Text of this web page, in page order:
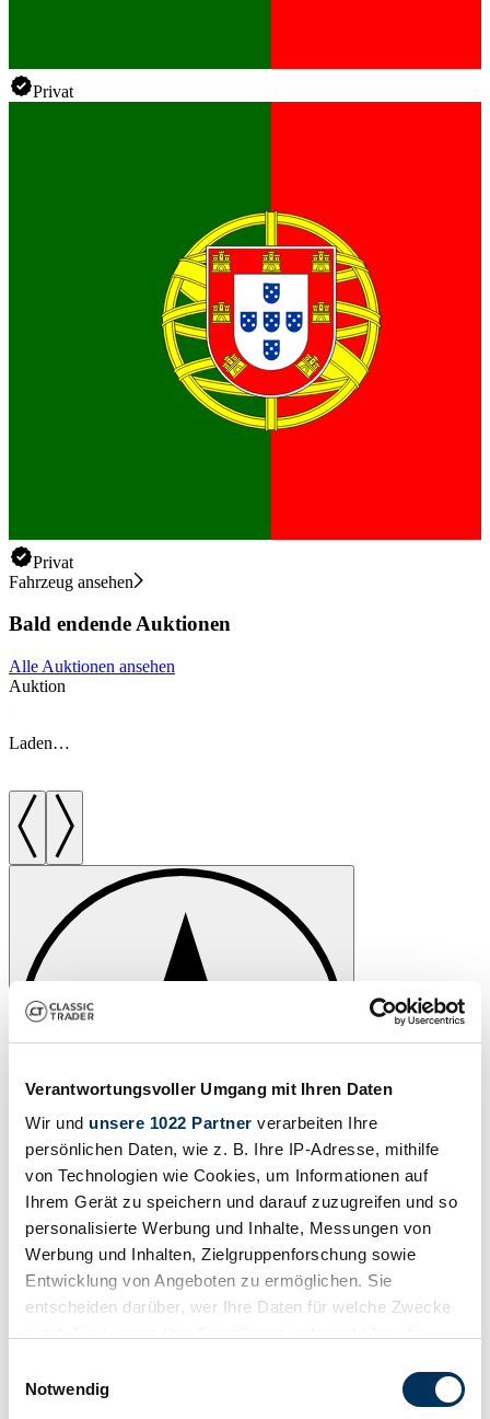
Verantwortungsvoller Umgang mit Ihren Daten
Wir und unsere 1022 Partner verarbeiten Ihre
persönlichen Daten, wie z. B. Ihre IP-Adresse, mithilfe
von Technologien wie Cookies, um Informationen auf
Ihrem Gerät zu speichern und darauf zuzugreifen und so
personalisierte Werbung und Inhalte, Messungen von
Werbung und Inhalten, Zielgruppenforschung sowie
Entwicklung von Angeboten zu ermöglichen. Sie
entscheiden darüber, wer Ihre Daten für welche Zwecke
Trigger Symbol ändern oder widerrufen
Notwendig
Privat
Privat
Fahrzeug ansehen
Bald endende Auktionen
Alle Auktionen ansehen
Auktion
Laden…